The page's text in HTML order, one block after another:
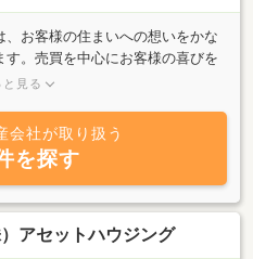
お客様の住まいへの想いをかな
。売買を中心にお客様の喜びを
をさせていただきます。ぜひお
と見る
会社が取り扱う
を探す
アセットハウジング